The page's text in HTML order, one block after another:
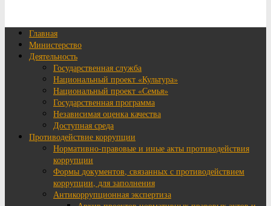
Главная
Министерство
Деятельность
Государственная служба
Национальный проект «Культура»
Национальный проект «Семья»
Государственная программа
Независимая оценка качества
Доступная среда
Противодействие коррупции
Нормативно-правовые и иные акты противодействия
коррупции
Формы документов, связанных с противодействием
коррупции, для заполнения
Антикоррупционная экспертиза